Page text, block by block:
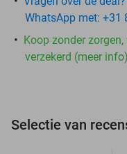
WhatsApp met: +31
Koop zonder
verzekerd (meer info)
Selectie van